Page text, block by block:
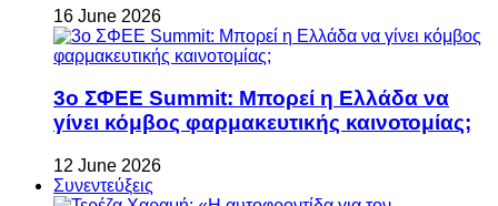
16 June 2026
3ο ΣΦΕΕ Summit: Μπορεί η Ελλάδα να
γίνει κόμβος φαρμακευτικής καινοτομίας;
12 June 2026
Συνεντεύξεις